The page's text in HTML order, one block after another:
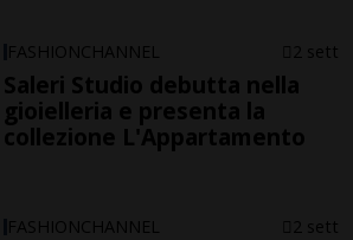
FASHIONCHANNEL 2 sett
Saleri Studio debutta nella
gioielleria e presenta la
collezione L'Appartamento
FASHIONCHANNEL 2 sett